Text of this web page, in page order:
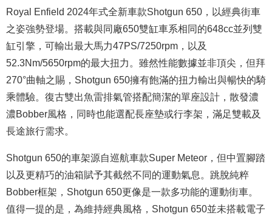
Royal Enfield 2024年式全新車款Shotgun 650，以經典街車
之姿強勢登場。搭載與同廠650雙缸車系相同的648cc並列雙
缸引擎，可輸出最大馬力47PS/7250rpm，以及
52.3Nm/5650rpm的最大扭力。雖然性能數據並非頂尖，但拜
270°曲軸之賜，Shotgun 650擁有飽滿的扭力輸出與暢快的騎
乘體驗。復古雙出魚雷排氣管搭配簡潔的單座設計，散發濃
濃Bobber風格，同時也能選配長座墊或行李架，滿足雙載及
長途旅行需求。
Shotgun 650的車架源自巡航車款Super Meteor，但中置腳踏
以及更精巧的油箱賦予其截然不同的運動氣息。跳脫純粹
Bobber框架，Shotgun 650更像是一款多功能的運動街車。
值得一提的是，為維持經典風格，Shotgun 650並未搭載電子